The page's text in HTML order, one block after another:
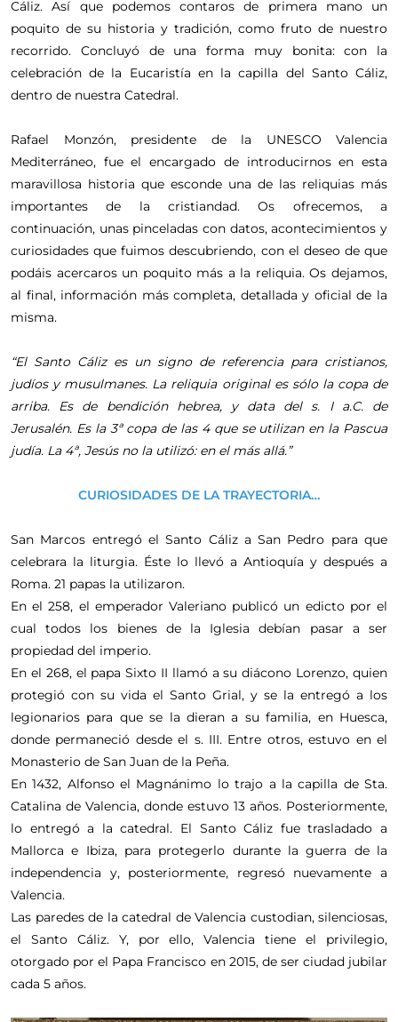
Cáliz. Así que podemos contaros de primera mano un
poquito de su historia y tradición, como fruto de nuestro
recorrido. Concluyó de una forma muy bonita: con la
celebración de la Eucaristía en la capilla del Santo Cáliz,
dentro de nuestra Catedral.
Rafael Monzón, presidente de la UNESCO Valencia
Mediterráneo, fue el encargado de introducirnos en esta
maravillosa historia que esconde una de las reliquias más
importantes de la cristiandad. Os ofrecemos, a
continuación, unas pinceladas con datos, acontecimientos y
curiosidades que fuimos descubriendo, con el deseo de que
podáis acercaros un poquito más a la reliquia. Os dejamos,
al final, información más completa, detallada y oficial de la
misma.
“El Santo Cáliz es un signo de referencia para cristianos,
judíos y musulmanes. La reliquia original es sólo la copa de
arriba. Es de bendición hebrea, y data del s. I a.C. de
Jerusalén. Es la 3ª copa de las 4 que se utilizan en la Pascua
judía. La 4ª, Jesús no la utilizó: en el más allá.”
CURIOSIDADES DE LA TRAYECTORIA…
San Marcos entregó el Santo Cáliz a San Pedro para que
celebrara la liturgia. Éste lo llevó a Antioquía y después a
Roma. 21 papas la utilizaron.
En el 258, el emperador Valeriano publicó un edicto por el
cual todos los bienes de la Iglesia debían pasar a ser
propiedad del imperio.
En el 268, el papa Sixto II llamó a su diácono Lorenzo, quien
protegió con su vida el Santo Grial, y se la entregó a los
legionarios para que se la dieran a su familia, en Huesca,
donde permaneció desde el s. III. Entre otros, estuvo en el
Monasterio de San Juan de la Peña.
En 1432, Alfonso el Magnánimo lo trajo a la capilla de Sta.
Catalina de Valencia, donde estuvo 13 años. Posteriormente,
lo entregó a la catedral. El Santo Cáliz fue trasladado a
Mallorca e Ibiza, para protegerlo durante la guerra de la
independencia y, posteriormente, regresó nuevamente a
Valencia.
Las paredes de la catedral de Valencia custodian, silenciosas,
el Santo Cáliz. Y, por ello, Valencia tiene el privilegio,
otorgado por el Papa Francisco en 2015, de ser ciudad jubilar
cada 5 años.